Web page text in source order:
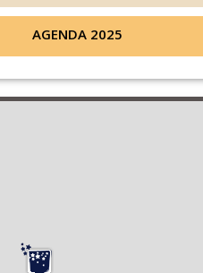
AGENDA 2025